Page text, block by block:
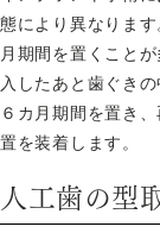
態により異なりま
月期間を置くこと
入したあと歯ぐき
６カ月期間を置き
置を装着します。
人工歯の型取